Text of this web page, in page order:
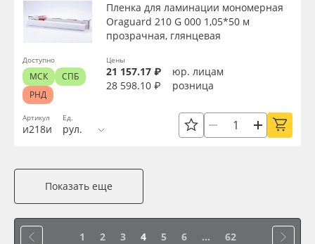
Артикул
и218и
Пленка для ламинации мономерная
Oraguard 210 G 000 1,05*50 м
прозрачная, глянцевая
Ед.
рул.
Цены
21 157.17 ₽
юр. лицам
28 598.10 ₽
розница
Доступно
МСК
СПБ
РНД
Показать еще
1 2 3 4 5 6 ... 62